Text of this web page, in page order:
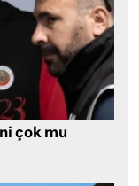
çok mu